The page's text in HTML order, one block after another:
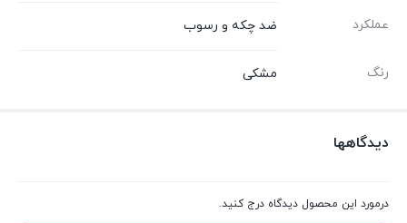
عملکرد ضد چکه و رسوب
رنگ مشکی
دیدگاهها
درمورد این محصول دیدگاه درج کنید.